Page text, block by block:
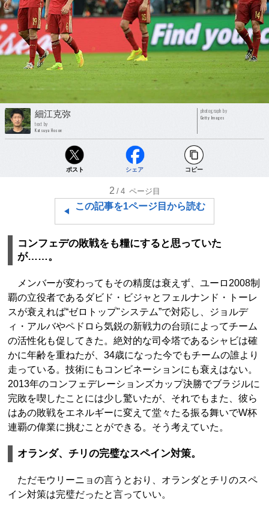
細江克弥
text by
Katsuya Hosoe
photograph by
Getty Images
ポスト シェア コピー
2 /4 ページ目
この記事を1ページ目から読む
コンフェデの敗戦をも糧にすると思っていた
が……。
メンバーが変わってもその精度は衰えず、ユーロ2008制
覇の立役者であるダビド・ビジャとフェルナンド・トーレ
スが衰えれば“ゼロトップ"システム”で対応し、ジョルデ
ィ・アルバやペドロら気鋭の新戦力の台頭によってチーム
の活性化も促してきた。絶対的な司令塔であるシャビは確
かに年齢を重ねたが、34歳になった今でもチームの誰より
走っている。技術にもコンビネーションにも衰えはない。
2013年のコンフェデレーションズカップ決勝でブラジルに
完敗を喫したことには少し驚いたが、それでもまた、彼ら
はあの敗戦をエネルギーに変えて堂々たる振る舞いでW杯
連覇の偉業に挑むことができる。そう考えていた。
オランダ、チリの完璧なスペイン対策。
ただモウリーニョの言うとおり、オランダとチリのスペ
イン対策は完璧だったと言っていい。